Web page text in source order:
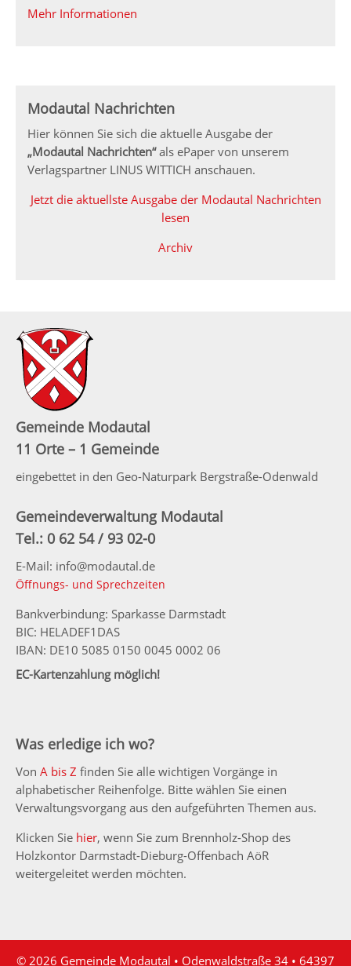
Mehr Informationen
Modautal Nachrichten
Hier können Sie sich die aktuelle Ausgabe der
„Modautal Nachrichten“als ePaper von unserem
Verlagspartner LINUS WITTICH anschauen.
Jetzt die aktuellste Ausgabe der Modautal Nachrichten
lesen
Archiv
Gemeinde Modautal
11 Orte – 1 Gemeinde
eingebettet in den Geo-Naturpark Bergstraße-Odenwald
Gemeindeverwaltung Modautal
Tel.: 0 62 54 / 93 02-0
E-Mail: info@modautal.de
Öffnungs- und Sprechzeiten
Bankverbindung: Sparkasse Darmstadt
BIC: HELADEF1DAS
IBAN: DE10 5085 0150 0045 0002 06
EC-Kartenzahlung möglich!
Was erledige ich wo?
Von A bis Z finden Sie alle wichtigen Vorgänge in
alphabetischer Reihenfolge. Bitte wählen Sie einen
Verwaltungsvorgang aus den aufgeführten Themen aus.
Klicken Sie hier, wenn Sie zum Brennholz-Shop des
Holzkontor Darmstadt-Dieburg-Offenbach AöR
weitergeleitet werden möchten.
© 2026 Gemeinde Modautal • Odenwaldstraße 34 • 64397